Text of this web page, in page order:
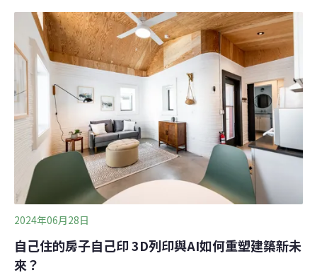
2024年06月28日
自己住的房子自己印 3D列印與AI如何重塑建築新未
來？